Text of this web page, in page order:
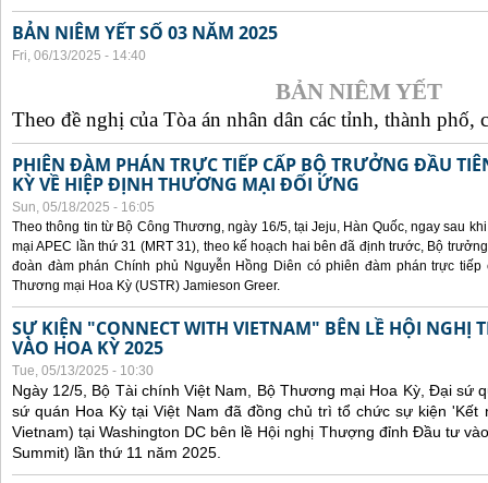
BẢN NIÊM YẾT SỐ 03 NĂM 2025
Fri, 06/13/2025 - 14:40
BẢN NIÊM YẾT
Theo đề nghị của Tòa án nhân dân các tỉnh, thành phố,
PHIÊN ĐÀM PHÁN TRỰC TIẾP CẤP BỘ TRƯỞNG ĐẦU
KỲ VỀ HIỆP ĐỊNH THƯƠNG MẠI ĐỐI ỨNG
Sun, 05/18/2025 - 16:05
Theo thông tin từ Bộ Công Thương, ngày 16/5, tại Jeju, Hàn Quốc, ngay sau
mại APEC lần thứ 31 (MRT 31), theo kế hoạch hai bên đã định trước, Bộ
đoàn đàm phán Chính phủ Nguyễn Hồng Diên có phiên đàm phán trực
Thương mại Hoa Kỳ (USTR) Jamieson Greer.
SỰ KIỆN "CONNECT WITH VIETNAM" BÊN LỀ HỘI
VÀO HOA KỲ 2025
Tue, 05/13/2025 - 10:30
Ngày 12/5, Bộ Tài chính Việt Nam, Bộ Thương mại Hoa Kỳ, Đại sứ
sứ quán Hoa Kỳ tại Việt Nam đã đồng chủ trì tổ chức sự kiện 'Kết
Vietnam) tại Washington DC bên lề Hội nghị Thượng đỉnh Đầu tư
Summit) lần thứ 11 năm 2025.